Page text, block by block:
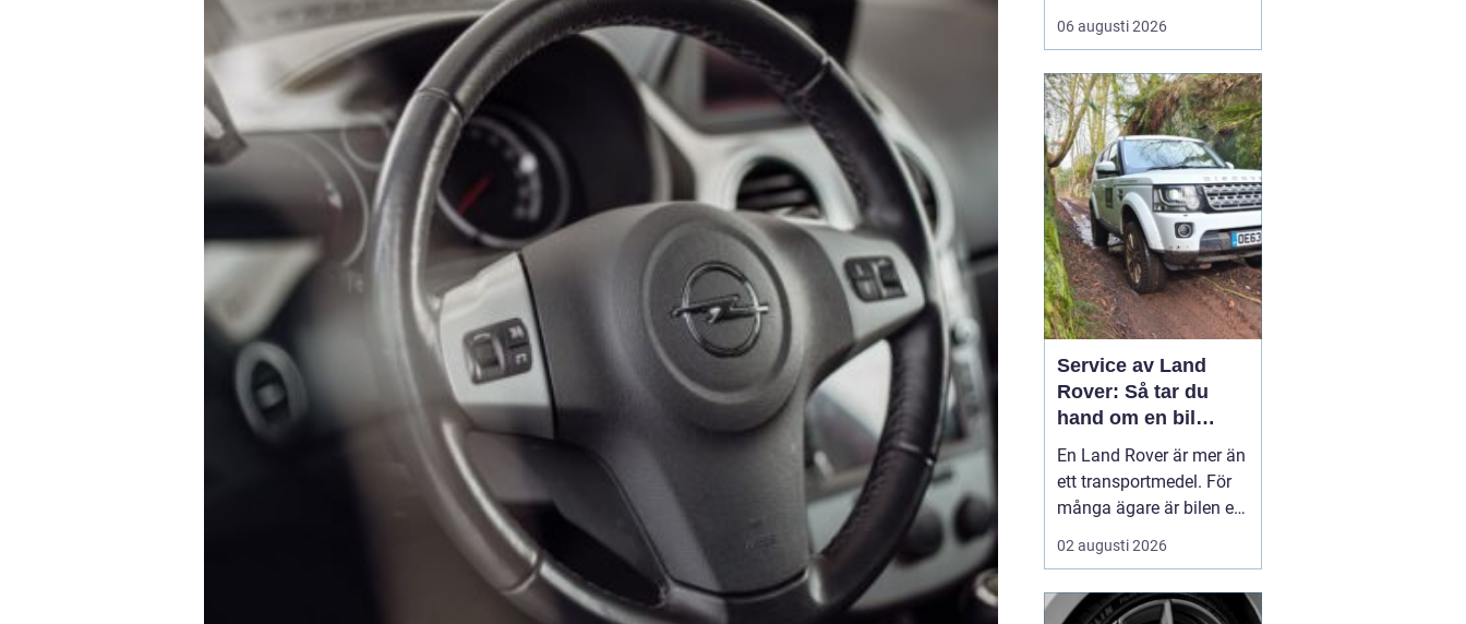
vill hålla bilen i gott
skick utan att betala
regionen vänder sig till
lokala specialister som
bvs.nu när...
06 augusti 2026
Service av Land
Rover: Så tar du
hand om en bil
byggd för tuffa
uppdrag
En Land Rover är mer än
ett transportmedel. För
många ägare är bilen ett
arbetsredskap, ett
fritidsprojekt och en del
spelar service en
02 augusti 2026